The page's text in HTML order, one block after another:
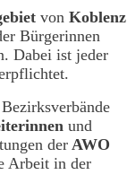
von Koblenz
Bürgerinnen
Dabei ist jeder
und
der AWO
Arbeit in der